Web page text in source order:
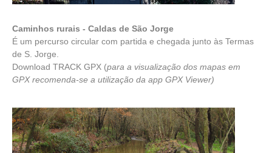
Caminhos rurais - Caldas de São Jorge
É um percurso circular com partida e chegada junto às Termas
de S. Jorge.
Download TRACK GPX (para a visualização dos mapas em
GPX recomenda-se a utilização da app GPX Viewer)